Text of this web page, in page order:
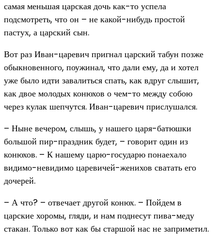
самая меньшая царская дочь как-то успела
подсмотреть, что он – не какой-нибудь простой
пастух, а царский сын.
Вот раз Иван-царевич пригнал царский табун позже
обыкновенного, поужинал, что дали ему, да и хотел
уже было идти завалиться спать, как вдруг слышит,
как двое молодых конюхов о чем-то между собою
через кулак шепчутся. Иван-царевич прислушался.
– Ныне вечером, слышь, у нашего царя-батюшки
большой пир-праздник будет, – говорит один из
конюхов. – К нашему царю-государю понаехало
видимо-невидимо царевичей-женихов сватать его
дочерей.
– А что? – отвечает другой конюх. – Пойдем в
царские хоромы, гляди, и нам поднесут пива-меду
стакан. Только вот как бы старшой нас не заприметил.